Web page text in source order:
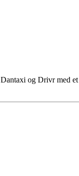
og Drivr med